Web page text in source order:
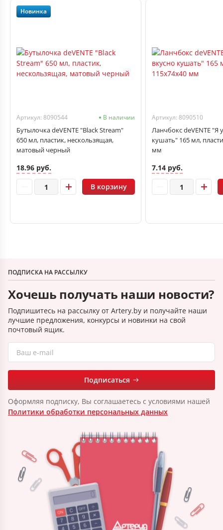
Новинка
Артикул: 8090544 В наличии
Бутылочка deVENTE "Black Stream"
650 мл, пластик, нескользящая,
матовый черный
18.96 руб.
В корзину
Артикул: 8090510
Ланчбокс deVENTE "Я
кушать" 165 мл,
мм
7.14 руб.
ПОДПИСКА НА РАССЫЛКУ
Хочешь получать наши новости?
Подпишитесь на рассылку от Artery.by и получайте наши
лучшие предложения, конкурсы и новинки на свой
почтовый ящик.
Подписаться
Оформляя подписку, Вы соглашаетесь с условиями нашей
Политики обработки персональных данных